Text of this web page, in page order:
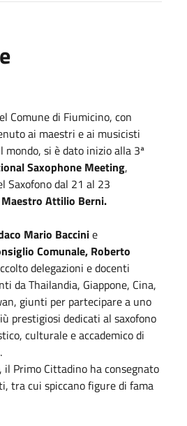
Comune di Fiumicino, con
ai maestri e ai musicisti
si è dato inizio alla 3ª
Saxophone Meeting,
Saxofono dal 21 al 23
Maestro Attilio Berni.
Mario Baccinie
Comunale, Roberto
delegazioni e docenti
da Thailandia, Giappone, Cina,
giunti per partecipare a uno
prestigiosi dedicati al saxofono
culturale e accademico di
Primo Cittadino ha consegnato
tra cui spiccano figure di fama